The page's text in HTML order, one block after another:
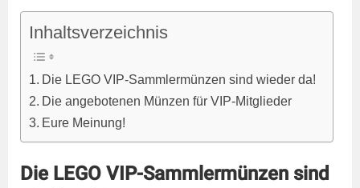
Inhaltsverzeichnis
Die LEGO VIP-Sammlermünzen sind wieder da!
Die angebotenen Münzen für VIP-Mitglieder
Eure Meinung!
Die LEGO VIP-Sammlermünzen sind